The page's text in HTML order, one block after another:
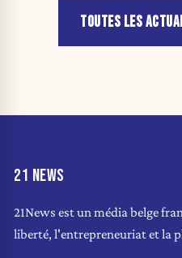
TOUTES LES
21 NEWS
21News est un média belge
liberté, l'entrepreneuriat et la